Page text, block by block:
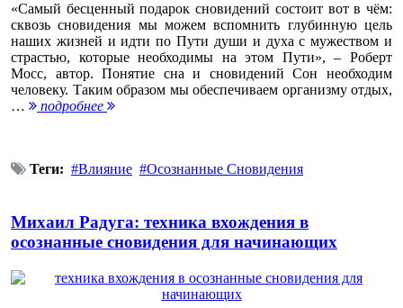
«Самый бесценный подарок сновидений состоит вот в чём:
сквозь сновидения мы можем вспомнить глубинную цель
наших жизней и идти по Пути души и духа с мужеством и
страстью, которые необходимы на этом Пути», – Роберт
Мосс, автор. Понятие сна и сновидений Сон необходим
человеку. Таким образом мы обеспечиваем организму отдых,
…
подробнее
Теги: Влияние Осознанные Сновидения
Михаил Радуга: техника вхождения в
осознанные сновидения для начинающих